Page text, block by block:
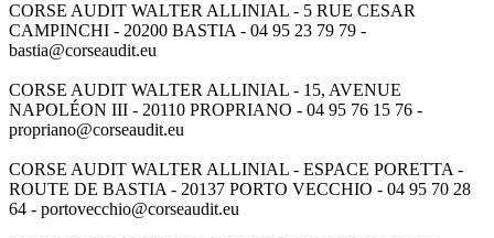
CORSE AUDIT WALTER ALLINIAL - 5 RUE CESAR
CAMPINCHI - 20200 BASTIA - 04 95 23 79 79 -
bastia@corseaudit.eu
CORSE AUDIT WALTER ALLINIAL - 15, AVENUE
NAPOLÉON III - 20110 PROPRIANO - 04 95 76 15 76 -
propriano@corseaudit.eu
CORSE AUDIT WALTER ALLINIAL - ESPACE PORETTA -
ROUTE DE BASTIA - 20137 PORTO VECCHIO - 04 95 70 28
64 - portovecchio@corseaudit.eu